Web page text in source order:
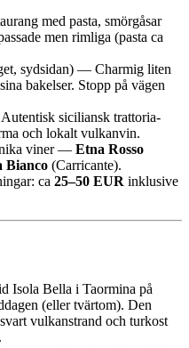
med pasta, smörgåsar
men rimliga (pasta ca
sydsidan) — Charmig liten
bakelser. Stopp på vägen
siciliansk trattoria-
och lokalt vulkanvin.
viner — Etna Rosso
Bianco (Carricante).
ca 25–50 EUR inklusive
Isola Bella i Taormina på
(eller tvärtom). Den
vulkanstrand och turkost